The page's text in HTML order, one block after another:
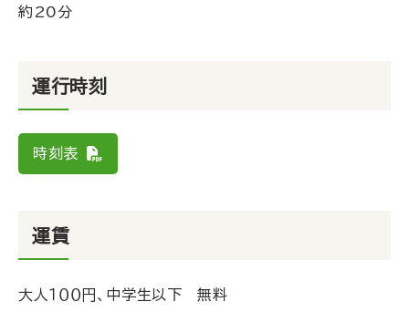
約20分
運行時刻
時刻表
運賃
大人１００円、中学生以下 無料